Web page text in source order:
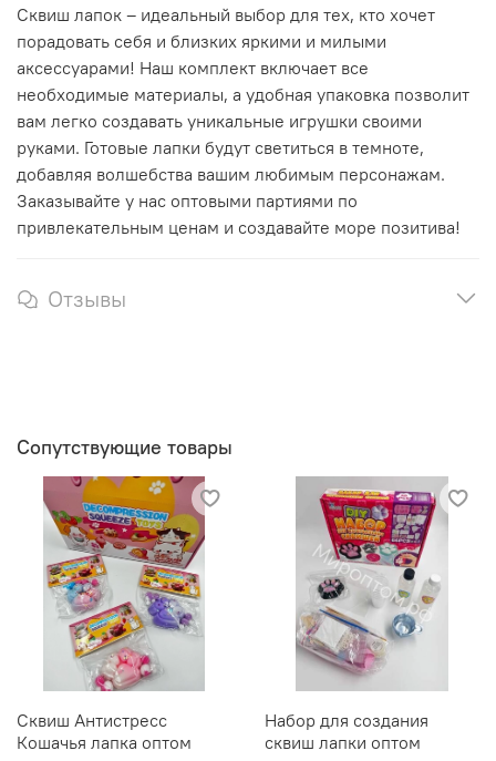
Сквиш лапок – идеальный выбор для тех, кто хочет
порадовать себя и близких яркими и милыми
аксессуарами! Наш комплект включает все
необходимые материалы, а удобная упаковка позволит
вам легко создавать уникальные игрушки своими
руками. Готовые лапки будут светиться в темноте,
добавляя волшебства вашим любимым персонажам.
Заказывайте у нас оптовыми партиями по
привлекательным ценам и создавайте море позитива!
Отзывы
Сопутствующие товары
Сквиш Антистресс
Кошачья лапка оптом
Набор для создания
сквиш лапки оптом